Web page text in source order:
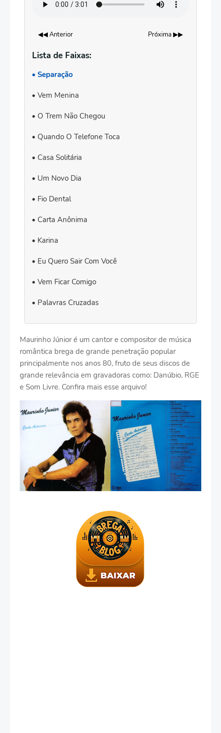
◀◀ Anterior Próxima ▶▶
Lista de Faixas:
Separação
Vem Menina
O Trem Não Chegou
Quando O Telefone Toca
Casa Solitária
Um Novo Dia
Fio Dental
Carta Anônima
Karina
Eu Quero Sair Com Você
Vem Ficar Comigo
Palavras Cruzadas
Maurinho Júnior é um cantor e compositor de música
romântica brega de grande penetração popular
principalmente nos anos 80, fruto de seus discos de
grande relevância em gravadoras como: Danúbio, RGE
e Som Livre. Confira mais esse arquivo!